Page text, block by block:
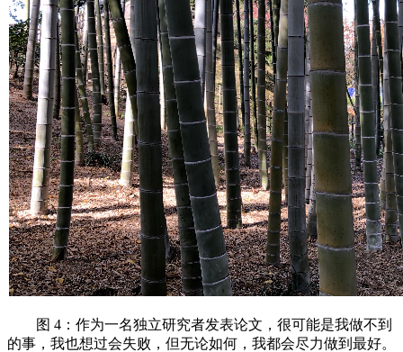
图 4：作为一名独立研究者发表论文，很可能是我做不到
的事，我也想过会失败，但无论如何，我都会尽力做到最好。